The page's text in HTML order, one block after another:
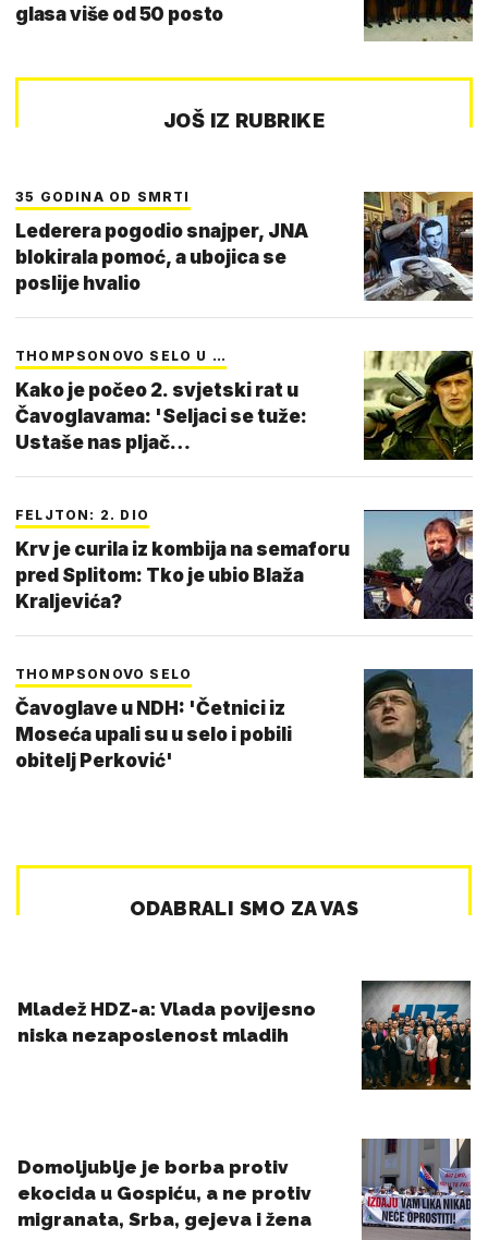
glasa više od 50 posto
JOŠ IZ RUBRIKE
35 GODINA OD SMRTI
Lederera pogodio snajper, JNA
blokirala pomoć, a ubojica se
poslije hvalio
THOMPSONOVO SELO U …
Kako je počeo 2. svjetski rat u
Čavoglavama: 'Seljaci se tuže:
Ustaše nas pljač…
FELJTON: 2. DIO
Krv je curila iz kombija na semaforu
pred Splitom: Tko je ubio Blaža
Kraljevića?
THOMPSONOVO SELO
Čavoglave u NDH: 'Četnici iz
Moseća upali su u selo i pobili
obitelj Perković'